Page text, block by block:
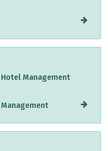
Management